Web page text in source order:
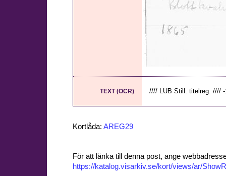
TEXT (OCR) //// LUB Still. titelreg. ////
Kortlåda: AREG29
För att länka till denna post, ange
https://katalog.visarkiv.se/kort/views/ar/